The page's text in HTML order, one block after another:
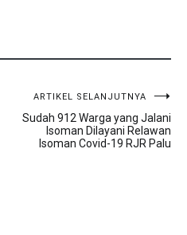
ARTIKEL SELANJUTNYA
Sudah 912 Warga yang Jalani
Isoman Dilayani Relawan
Isoman Covid-19 RJR Palu